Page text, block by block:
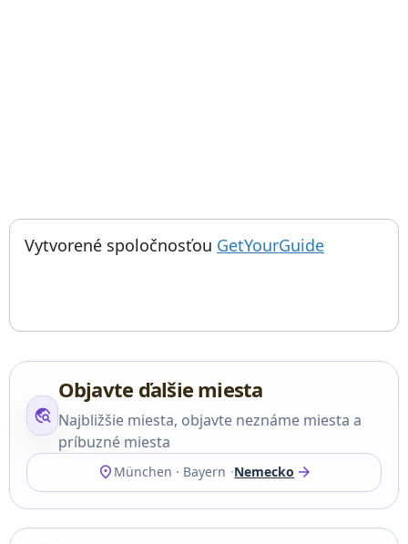
Things to do near Eisbachwelle, Eisbach surfer wave,
Vytvorené spoločnosťou GetYourGuide; otvorí sa
travel_explore
Objavte ďalšie miesta
Najbližšie miesta, objavte neznáme miesta a
príbuzné miesta
location_on München · Bayern Nemecko arrow_forward